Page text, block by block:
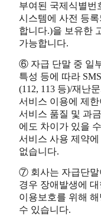
부여된 국제식별번
시스템에 사전 등
합니다.)을 보유한
가능합니다.
⑥ 자급 단말 중 일
특성 등에 따라
(112, 113 등)/재난
서비스 이용에 제
서비스 품질 및 과
에도 차이가 있을
서비스 사용 제약
없습니다.
⑦ 회사는 자급단말
경우 장애발생에
이용보호를 위해
수 있습니다.